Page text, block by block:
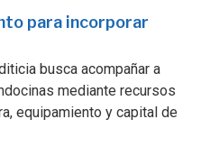
para incorporar
busca acompañar a
mediante recursos
equipamiento y capital de